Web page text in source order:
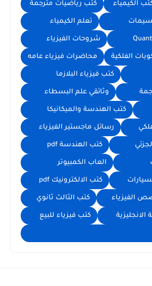
الكيمياء كتب رياضيات مترجمة
تعلم الكيمياء
شروحات الفيزياء
الفلكية محاضرات فيزياء عامه
كتب فيزياء البلازما
وثائقي علم البسطاء
كتب الهندسة والميكانيكا
رسائل ماجستير الفيزياء
كتب الهندسة pdf
العاب الكمبيوتر
كتب الالكترونيك pdf
الفيزياء كتب الثالث ثانوي
الانجليزية كتب فيزياء للبيع